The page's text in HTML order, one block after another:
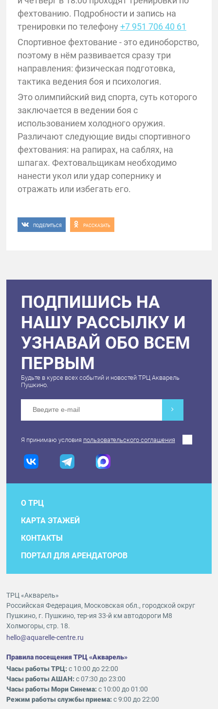
фехтованию. Подробности и запись на
тренировки по телефону +7 951 706 40 61
Спортивное фехтование - это единоборство,
поэтому в нём развивается сразу три
направления: физическая подготовка,
тактика ведения боя и психология.
Это олимпийский вид спорта, суть которого
заключается в ведении боя с
использованием холодного оружия.
Различают следующие виды спортивного
фехтования: на рапирах, на саблях, на
шпагах. Фехтовальщикам необходимо
нанести укол или удар сопернику и
отражать или избегать его.
ПОДЕЛИТЬСЯ РАССКАЗАТЬ
ПОДПИШИСЬ НА
НАШУ РАССЫЛКУ И
УЗНАВАЙ ОБО ВСЕМ
ПЕРВЫМ
Будьте в курсе всех событий и новостей ТРЦ Акварель
Пушкино.
Я принимаю условия пользовательского соглашения
О ТРЦ
КАРТА ЭТАЖЕЙ
КОНТАКТЫ
ПОРТАЛ ДЛЯ АРЕНДАТОРОВ
ТРЦ «Акварель»
Российская Федерация, Московская обл., городской округ
Пушкино, г. Пушкино, тер-ия 33-й км автодороги М8
Холмогоры, стр. 18.
hello@aquarelle-centre.ru
Правила посещения ТРЦ «Акварель»
Часы работы ТРЦ:с 10:00 до 22:00
Часы работы АШАН:с 07:30 до 23:00
Часы работы Мори Синема:с 10:00 до 01:00
Режим работы службы приема:с 9:00 до 22:00